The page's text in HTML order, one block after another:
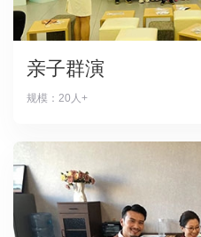
亲子群演
规模：20人+